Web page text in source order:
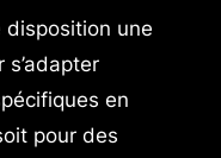
disposition une
en
pour des